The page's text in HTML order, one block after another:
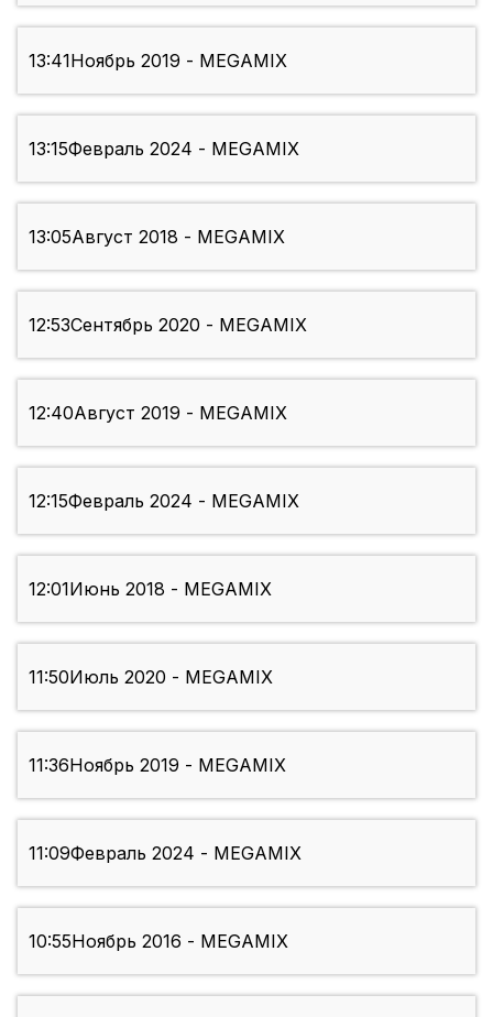
13:41Ноябрь 2019 - MEGAMIX
13:15Февраль 2024 - MEGAMIX
13:05Август 2018 - MEGAMIX
12:53Сентябрь 2020 - MEGAMIX
12:40Август 2019 - MEGAMIX
12:15Февраль 2024 - MEGAMIX
12:01Июнь 2018 - MEGAMIX
11:50Июль 2020 - MEGAMIX
11:36Ноябрь 2019 - MEGAMIX
11:09Февраль 2024 - MEGAMIX
10:55Ноябрь 2016 - MEGAMIX